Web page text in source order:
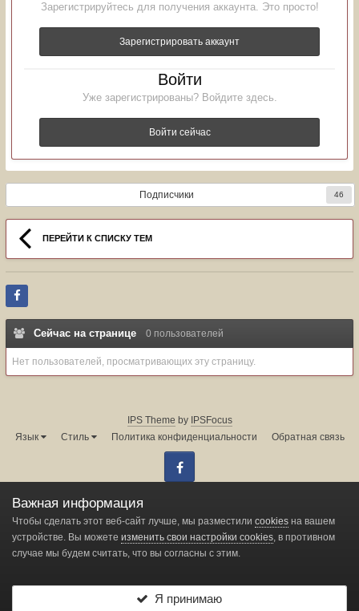
Зарегистрируйтесь для получения аккаунта. Это просто!
Зарегистрировать аккаунт
Войти
Уже зарегистрированы? Войдите здесь.
Войти сейчас
Подписчики 46
ПЕРЕЙТИ К СПИСКУ ТЕМ
Сейчас на странице 0 пользователей
Нет пользователей, просматривающих эту страницу.
IPS Theme by IPSFocus
Язык
Стиль Политика конфиденциальности Обратная связь
Администрация форума:
Powered by Invision Community
Change privacy settings
Важная информация
Чтобы сделать этот веб-сайт лучше, мы разместили cookies на вашем
устройстве. Вы можете изменить свои настройки cookies, в противном
случае мы будем считать, что вы согласны с этим.
Я принимаю